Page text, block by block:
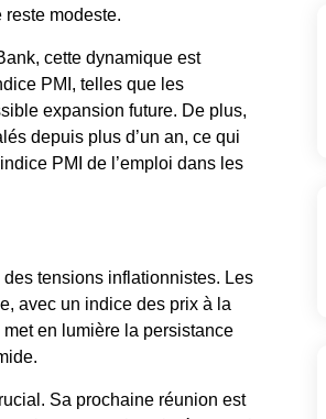
reste modeste.
cette dynamique est
PMI, telles que les
expansion future. De plus,
depuis plus d’un an, ce qui
PMI de l’emploi dans les
tensions inflationnistes. Les
avec un indice des prix à la
en lumière la persistance
Sa prochaine réunion est